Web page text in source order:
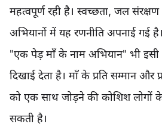
महत्वपूर्ण रही है। स्वच्छता, जल
अभियानों में यह रणनीति अपनाई गई है।
"एक पेड़ माँ के नाम अभियान" भी इसी
दिखाई देता है। माँ के प्रति सम्मान और
को एक साथ जोड़ने की कोशिश लोगों
सकती है।